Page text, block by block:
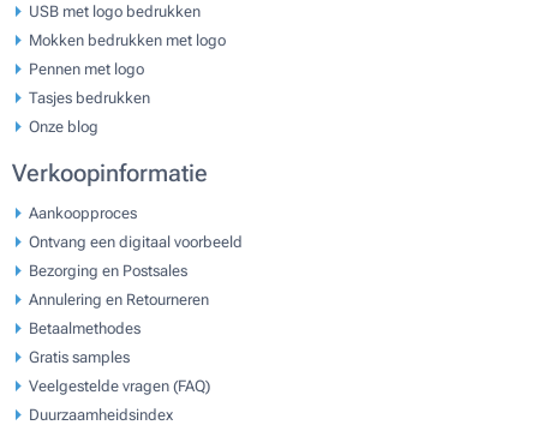
USB met logo bedrukken
Mokken bedrukken met logo
Pennen met logo
Tasjes bedrukken
Onze blog
Verkoopinformatie
Aankoopproces
Ontvang een digitaal voorbeeld
Bezorging en Postsales
Annulering en Retourneren
Betaalmethodes
Gratis samples
Veelgestelde vragen (FAQ)
Duurzaamheidsindex